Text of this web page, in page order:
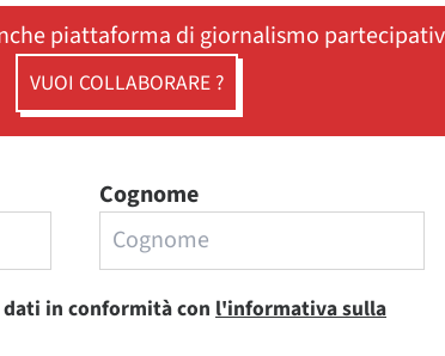
piattaforma di giornalismo
VUOI COLLABORARE ?
Cognome
in conformità con l'informativa sulla